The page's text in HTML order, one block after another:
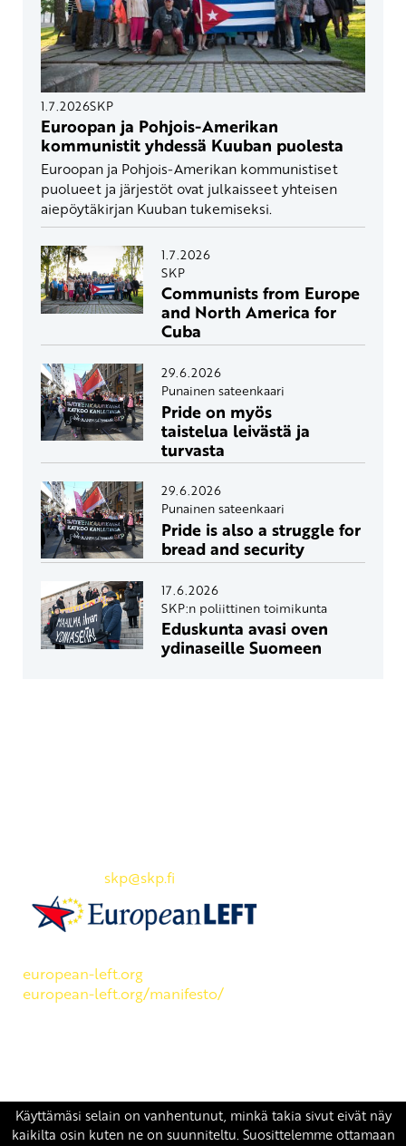
1.7.2026SKP
Euroopan ja Pohjois-Amerikan
kommunistit yhdessä Kuuban puolesta
Euroopan ja Pohjois-Amerikan kommunistiset
puolueet ja järjestöt ovat julkaisseet yhteisen
aiepöytäkirjan Kuuban tukemiseksi.
1.7.2026
SKP
Communists from Europe
and North America for
Cuba
29.6.2026
Punainen sateenkaari
Pride on myös
taistelua leivästä ja
turvasta
29.6.2026
Punainen sateenkaari
Pride is also a struggle for
bread and security
17.6.2026
SKP:n poliittinen toimikunta
Eduskunta avasi oven
ydinaseille Suomeen
skp@skp.fi
european-left.org
european-left.org/manifesto/
Copyright 2026 © SKP| Tietosuojaseloste